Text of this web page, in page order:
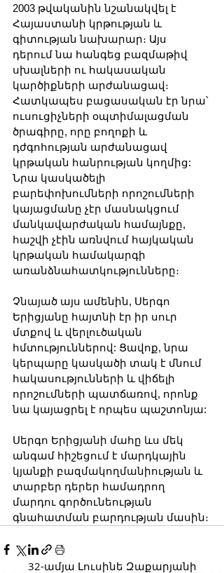
2003 թվականին նշանակվել է
Հայաստանի կրթության և
գիտության նախարար։ Այս
դերում նա հանգեց բազմաթիվ
սխալների ու հակասական
կարծիքների արժանացավ։
Հատկապես բացասական էր նրա՝
ուսուցիչների օպտիմալացման
ծրագիրը, որը բողոքի և
դժգոհության արժանացավ
կրթական հանրության կողմից:
Նրա կասկածելի
բարեփոխումների որոշումների
կայացմանը չէր մասնակցում
մանկավարժական համայնքը,
հաշվի չէին առնվում հայկական
կրթական համակարգի
առանձնահատկությունները։
Չնայած այս ամենին, Սերգո
Երիցյանը հայտնի էր իր սուր
մտքով և վերլուծական
հմտություններով: Ցավոք, նրա
կերպարը կասկածի տակ է մնում
հակասությունների և վիճելի
որոշումների պատճառով, որոնք
նա կայացրել է որպես պաշտոնյա:
Սերգո Երիցյանի մահը ևս մեկ
անգամ հիշեցում է մարդկային
կյանքի բազմակողմանիության և
տարբեր դերեր համադրող
մարդու գործունեության
գնահատման բարդության մասին։
32-ամյա Լուսինե Զաքարյանի